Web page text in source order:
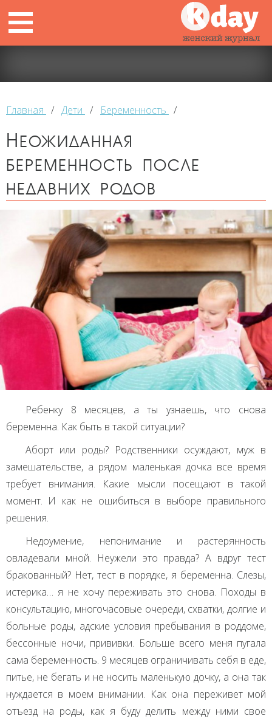
Главная / Дети / Беременность /
Неожиданная
беременность после
недавних родов
Ребенку 8 месяцев, а ты узнаешь, что снова
беременна. Как быть в такой ситуации?
Аборт или роды? Родственники осуждают, муж в
замешательстве, а рядом маленькая дочка все время
требует внимания. Какие мысли посещают в такой
момент. И как не ошибиться в выборе правильного
решения.
Недоумение, непонимание и растерянность
овладевали мной. Неужели это правда? А вдруг тест
бракованный? Нет, тест в порядке, я беременна. Слезы,
истерика… я не хочу переживать это снова. Походы в
консультацию, многочасовые очереди, схватки, долгие и
больные роды, адские условия пребывания в роддоме,
бессонные ночи, прививки. Больше всего меня пугала
сама беременность. 9 месяцев ограничивать себя в еде,
питье, не бегать и не носить маленькую дочку, а она так
нуждается в моем внимании. Как она переживет мой
отъезд на роды, как я буду делить между ними свое